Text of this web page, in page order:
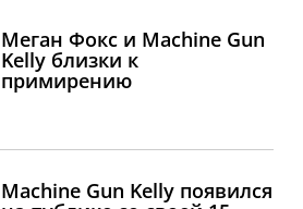
Меган Фокс и Machine Gun
Kelly близки к
примирению
Machine Gun Kelly появился